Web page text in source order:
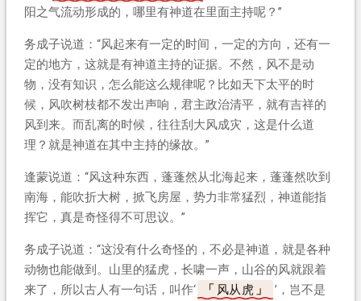
阳之气流动形成的，哪里有神道在里面主持呢？”
务成子说道：“风起来有一定的时间，一定的方向，还有一
定的地方，这就是有神道主持的证据。不然，风不是动
物，没有知识，怎么能这么规律呢？比如天下太平的时
候，风吹树枝都不发出声响，君主政治清平，就有吉祥的
风到来。而乱离的时候，往往刮大风成灾，这是什么道
理？就是神道在其中主持的缘故。”
逢蒙说道：“风这种东西，蓬蓬然从北海起来，蓬蓬然吹到
南海，能吹折大树，掀飞房屋，势力非常猛烈，神道能指
挥它，真是奇怪得不可思议。”
务成子说道：“这没有什么奇怪的，不必是神道，就是各种
动物也能做到。山里的猛虎，长啸一声，山谷的风就跟着
来了，所以古人有一句话，叫作‘
风从虎
’，岂不是